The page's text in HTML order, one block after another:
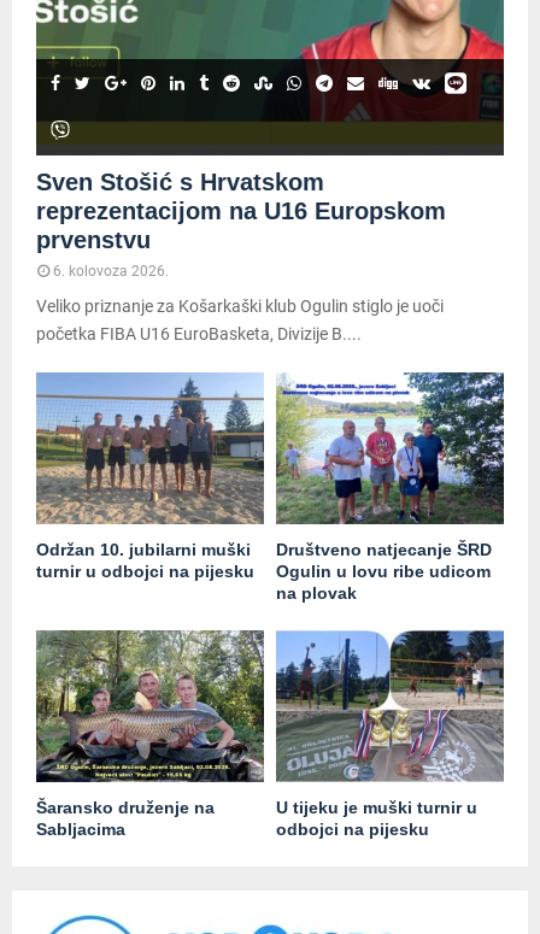
Sven Stošić s Hrvatskom
reprezentacijom na U16 Europskom
prvenstvu
6. kolovoza 2026.
Veliko priznanje za Košarkaški klub Ogulin stiglo je uoči
početka FIBA U16 EuroBasketa, Divizije B....
Održan 10. jubilarni muški
turnir u odbojci na pijesku
Društveno natjecanje ŠRD
Ogulin u lovu ribe udicom
na plovak
Šaransko druženje na
Sabljacima
U tijeku je muški turnir u
odbojci na pijesku